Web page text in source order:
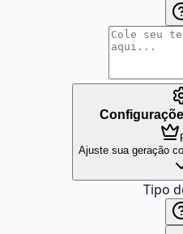
Ajuste sua geração
Tipo